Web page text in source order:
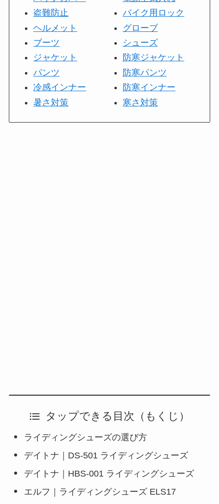
盗難防止
ヘルメット
ブーツ
ジャケット
パンツ
冷感インナー
暑さ対策
バイク用ロック
グローブ
シューズ
防寒ジャケット
防寒パンツ
防寒インナー
寒さ対策
タップできる目次（もくじ）
ライディングシューズの選び方
デイトナ｜DS-501 ライディングシューズ
デイトナ｜HBS-001 ライディングシューズ
エルフ｜ライディングシューズ ELS17